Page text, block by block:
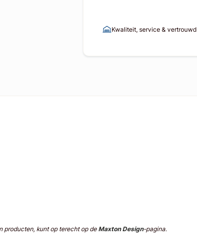
Kwaliteit, service & vertrouwd
producten, kunt op terecht op deMaxton Design-pagina.